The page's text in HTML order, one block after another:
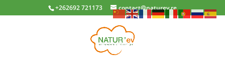
+262692 721173 contact@naturev.re